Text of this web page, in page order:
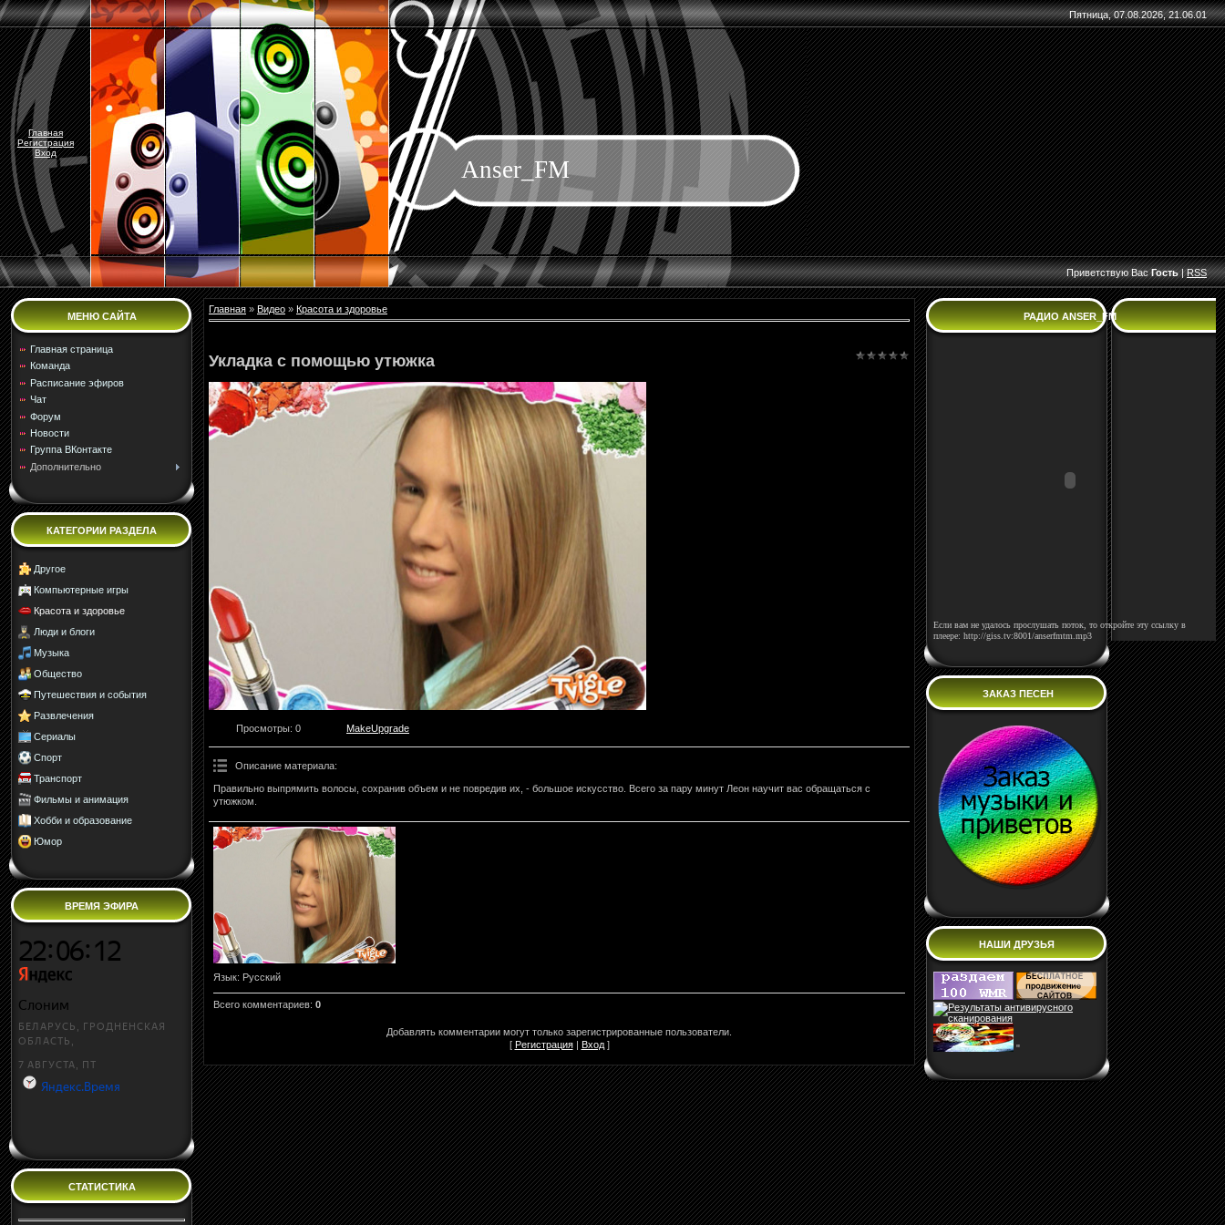
Пятница, 07.08.2026, 21.06.01
Главная
Регистрация
Вход
Anser_FM
Приветствую Вас Гость|RSS
МЕНЮ САЙТА
Главная страница
Команда
Расписание эфиров
Чат
Форум
Новости
Группа ВКонтакте
Дополнительно
КАТЕГОРИИ РАЗДЕЛА
Другое
Компьютерные игры
Красота и здоровье
Люди и блоги
Музыка
Общество
Путешествия и события
Развлечения
Сериалы
Спорт
Транспорт
Фильмы и анимация
Хобби и образование
Юмор
ВРЕМЯ ЭФИРА
СТАТИСТИКА
Главная » Видео » Красота и здоровье
Укладка с помощью утюжка
Просмотры: 0 MakeUpgrade
Описание материала:
Правильно выпрямить волосы, сохранив объем и не повредив их, - большое искусство. Всего за пару минут Леон научит вас обращаться с
утюжком.
Язык: Русский
Всего комментариев: 0
Добавлять комментарии могут только зарегистрированные пользователи.
[ Регистрация| Вход]
РАДИО ANSER_FM
Если вам не удалось прослушать поток, то откройте эту ссылку в
плеере: http://giss.tv:8001/anserfmtm.mp3
ЗАКАЗ ПЕСЕН
НАШИ ДРУЗЬЯ
"